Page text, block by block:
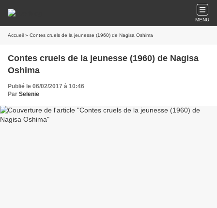
MENU
Accueil » Contes cruels de la jeunesse (1960) de Nagisa Oshima
Contes cruels de la jeunesse (1960) de Nagisa
Oshima
Publié le 06/02/2017 à 10:46
Par Selenie